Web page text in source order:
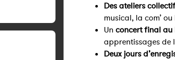
Des ateliers
musical, la com’
Un concert final au
apprentissages de
Deux jours